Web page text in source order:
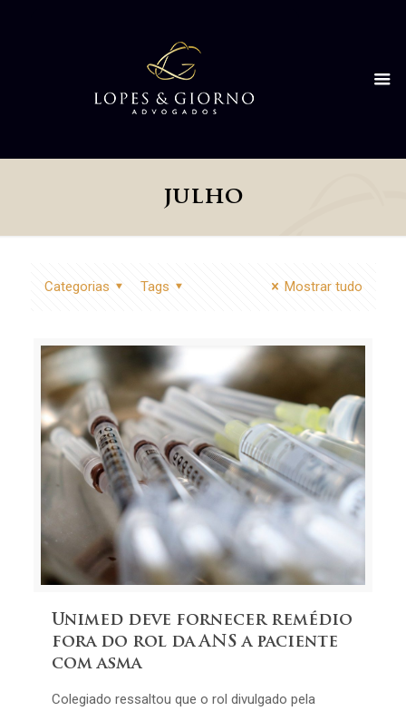
julho
Categorias Tags Mostrar tudo
Unimed deve fornecer remédio
fora do rol da ANS a paciente
com asma
Colegiado ressaltou que o rol divulgado pela